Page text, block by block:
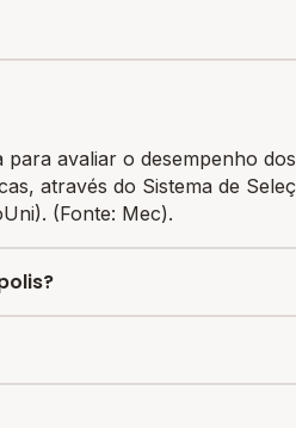
avaliar o desempenho
através do Sistema de
(Fonte: Mec).
sendo que a mesma média
nota no ENEM e